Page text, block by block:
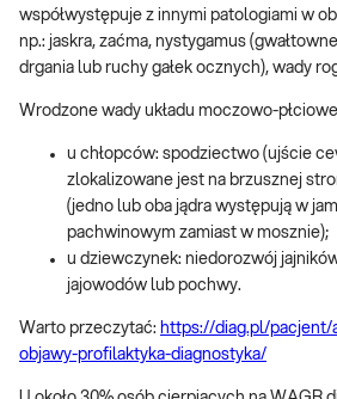
współwystępuje z innymi patologiami w
np.: jaskra, zaćma, nystygamus
drgania lub ruchy gałek ocznych), wady
Wrodzone wady układu moczowo-
u chłopców: spodziectwo (ujście
zlokalizowane jest na brzusznej
(jedno lub oba jądra występują w
pachwinowym zamiast w mosznie);
u dziewczynek: niedorozwój
jajowodów lub pochwy.
Warto przeczytać: https://diag.pl/
objawy-profilaktyka-diagnostyka/